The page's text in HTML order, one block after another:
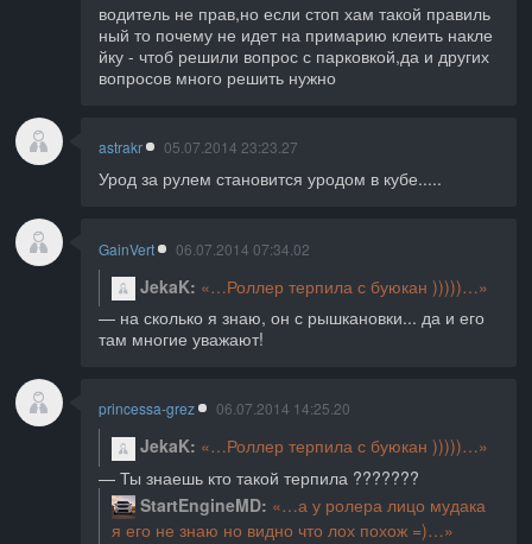
водитель не прав,но если стоп хам такой правиль
ный то почему не идет на примарию клеить накле
йку - чтоб решили вопрос с парковкой,да и других
вопросов много решить нужно
astrakr 05.07.2014 23:23.27
Урод за рулем становится уродом в кубе.....
GainVert 06.07.2014 07:34.02
JekaK
Роллер терпила с буюкан )))))
на сколько я знаю, он с рышкановки... да и его
там многие уважают!
princessa-grez 06.07.2014 14:25.20
JekaK
Роллер терпила с буюкан )))))
Ты знаешь кто такой терпила ???????
StartEngineMD
а у ролера лицо мудака
я его не знаю но видно что лох похож =)